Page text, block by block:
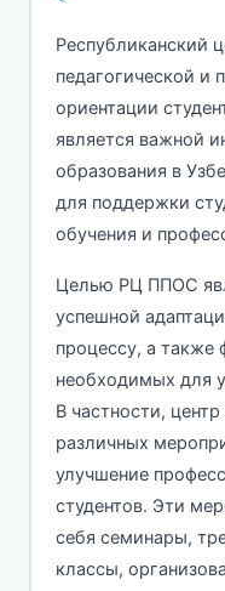
Республиканский
педагогической и
ориентации
является важной
образования в
для поддержки
обучения и
Целью РЦ ППОС
успешной
процессу, а также
необходимых для
В частности,
различных
улучшение
студентов. Эти
себя семинары,
классы,